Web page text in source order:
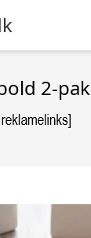
2-pak